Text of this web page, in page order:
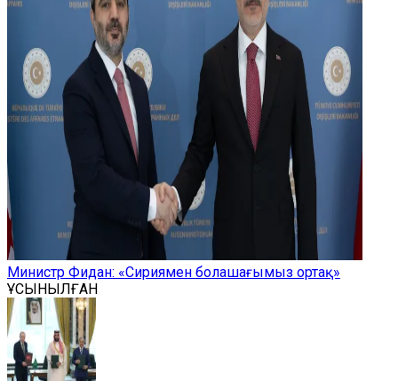
Министр Фидан: «Сириямен болашағымыз ортақ»
ҰСЫНЫЛҒАН